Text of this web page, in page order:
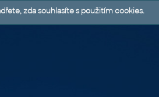
zda souhlasíte s použitím cookies.